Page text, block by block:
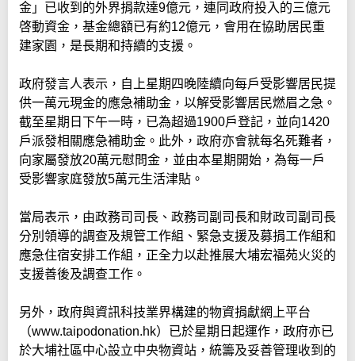
金」已收到的外界捐款達9億元，連同政府投入的三億元
啓動資金，基金總額已有約12億元，會用在協助居民重
建家園，是長期和持續的支援。
政府發言人表示，自上星期四晚陸續向每戶受影響居民提
供一萬元現金的應急補助金，以解受影響居民燃眉之急。
截至星期日下午一時，已為超過1900戶登記，並向1420
戶派發相關應急補助金。此外，政府亦會就每名死難者，
向家屬發放20萬元慰問金，並由本星期開始，為每一戶
受影響家庭發放5萬元生活津貼。
當局表示，由政務司司長、政務司副司長和財政司副司長
分別領導的調查及規管工作組、緊急支援及募捐工作組和
應急住宿安排工作組，正全力以赴推展大埔宏福苑火災的
支援善後及調查工作。
另外，政府與資訊科技業界構建的物資捐獻網上平台
（www.taipodonation.hk）已於星期日起運作，政府亦已
於大埔社區中心設立中央物資站，統籌及妥善管理收到的